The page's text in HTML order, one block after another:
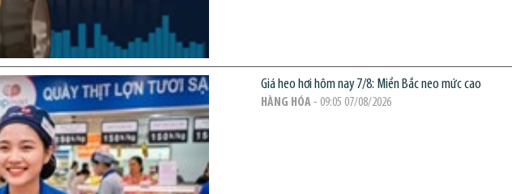
Giá heo hơi hôm nay 7/8: Miền Bắc neo mức cao
HÀNG HÓA - 09:05 07/08/2026